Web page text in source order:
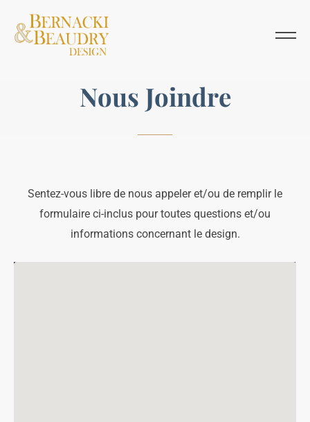
Nous Joindre
Sentez-vous libre de nous appeler et/ou de remplir le
formulaire ci-inclus pour toutes questions et/ou
informations concernant le design.